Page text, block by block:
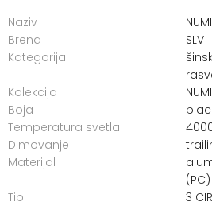
Naziv
Brend
SLV
Kategorija
Kolekcija
Boja
Temperatura svetla
Dimovanje
Materijal
(PC)
Tip
3